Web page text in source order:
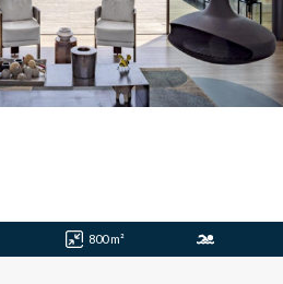
800 m²